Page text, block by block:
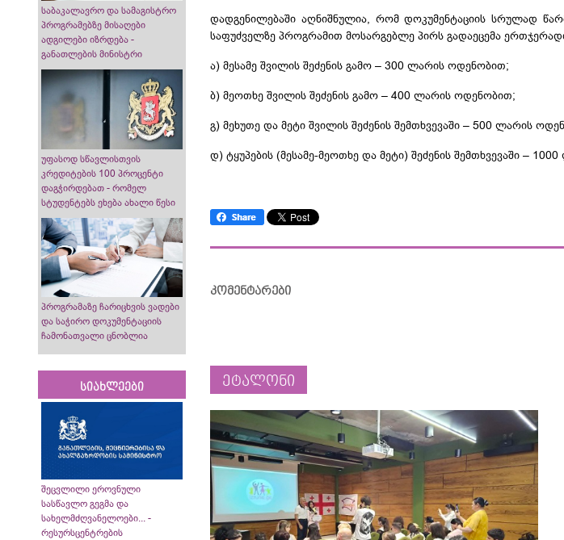
საბაკალავრო და სამაგისტრო
პროგრამებზე მისაღები
ადგილები იზრდება -
განათლების მინისტრი
უფასოდ სწავლისთვის
კრედიტების 100 პროცენტი
დაგჭირდებათ - რომელ
სტუდენტებს ეხება ახალი წესი
პროგრამაზე ჩარიცხვის ვადები
და საჭირო დოკუმენტაციის
ჩამონათვალი ცნობლია
სიახლეები
შეცვლილი ეროვნული
სასწავლო გეგმა და
სახელმძღვანელოები... -
რესურსცენტრების
დადგენილებაში აღნიშნულია, რომ დოკუმენტაციის სრულად
საფუძველზე პროგრამით მოსარგებლე პირს გადაეცემა
ა) მესამე შვილის შეძენის გამო – 300 ლარის ოდენობით;
ბ) მეოთხე შვილის შეძენის გამო – 400 ლარის ოდენობით;
გ) მეხუთე და მეტი შვილის შეძენის შემთხვევაში – 500 ლარის
დ) ტყუპების (მესამე-მეოთხე და მეტი) შეძენის შემთხვევაში –
კომენტარები
ეტალონი